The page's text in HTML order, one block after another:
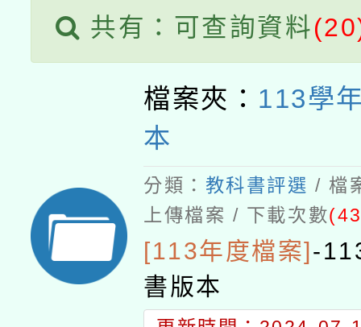
共有：可查詢資料
檔案夾： 113學
本
分類： 教科書評選 / 檔
上傳檔案 / 下載次數
[113年度檔案] -
書版本